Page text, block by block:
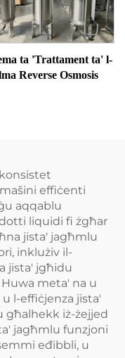
ta 'Trattament ta' l-
Reverse Osmosis
effiċenti
aqqablu
liquidi fi żgħar
jista' jagħmlu
inklużiv il-
jista' jgħidu
meta' na u
l-effiċjenza jista'
għalhekk iż-żejjed
jagħmlu funzjoni
eđibbli, u